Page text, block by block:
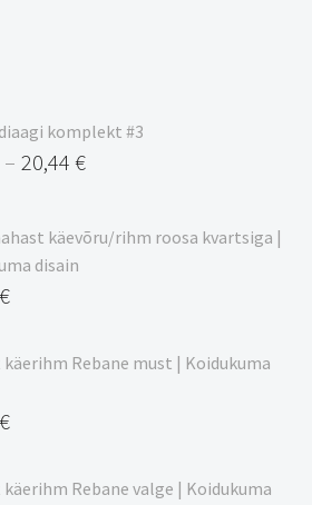
komplekt #3
– 20,44 €
käevõru/rihm roosa kvartsiga |
disain
€
käerihm Rebane must | Koidukuma
€
Rebane valge | Koidukuma